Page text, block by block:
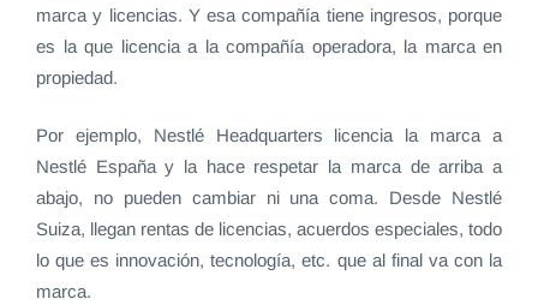
marca y licencias. Y esa compañía tiene ingresos, porque
es la que licencia a la compañía operadora, la marca en
propiedad.
Por ejemplo, Nestlé Headquarters licencia la marca a
Nestlé España y la hace respetar la marca de arriba a
abajo, no pueden cambiar ni una coma. Desde Nestlé
Suiza, llegan rentas de licencias, acuerdos especiales, todo
lo que es innovación, tecnología, etc. que al final va con la
marca.